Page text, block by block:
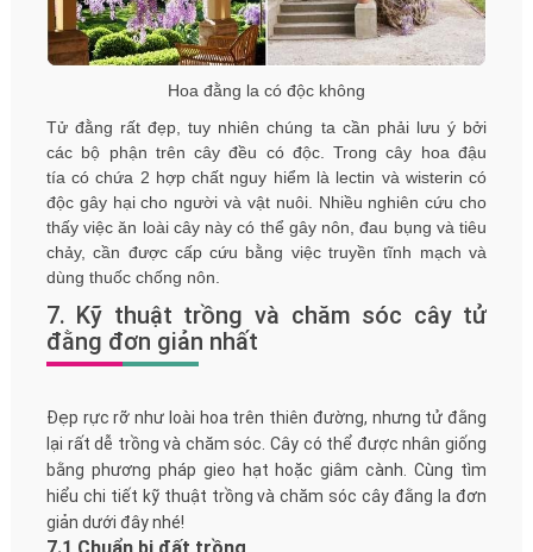
Hoa đằng la có độc không
Tử đằng rất đẹp, tuy nhiên chúng ta cần phải lưu ý bởi
các bộ phận trên cây đều có độc. Trong cây hoa đậu
tía có chứa 2 hợp chất nguy hiểm là lectin và wisterin có
độc gây hại cho người và vật nuôi. Nhiều nghiên cứu cho
thấy việc ăn loài cây này có thể gây nôn, đau bụng và tiêu
chảy, cần được cấp cứu bằng việc truyền tĩnh mạch và
dùng thuốc chống nôn.
7. Kỹ thuật trồng và chăm sóc cây tử
đằng đơn giản nhất
Đẹp rực rỡ như loài hoa trên thiên đường, nhưng tử đằng
lại rất dễ trồng và chăm sóc. Cây có thể được nhân giống
bằng phương pháp gieo hạt hoặc giâm cành. Cùng tìm
hiểu chi tiết kỹ thuật trồng và chăm sóc cây đằng la đơn
giản dưới đây nhé!